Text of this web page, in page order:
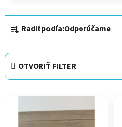
R
a
d
e
n
Radiť podľa:Odporúčame
OTVORIŤ FILTER